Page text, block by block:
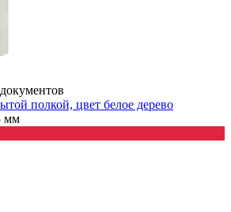
полкой, цвет белое дерево
мм